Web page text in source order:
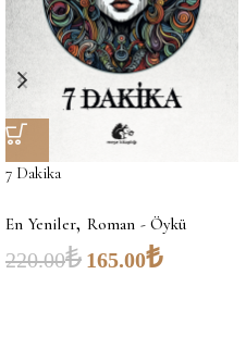
7 Dakika
En Yeniler, Roman - Öykü
220.00₺ 165.00₺